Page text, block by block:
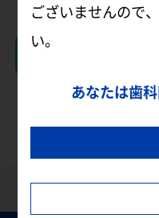
パスワード
ございませんので
い。
あなたは歯